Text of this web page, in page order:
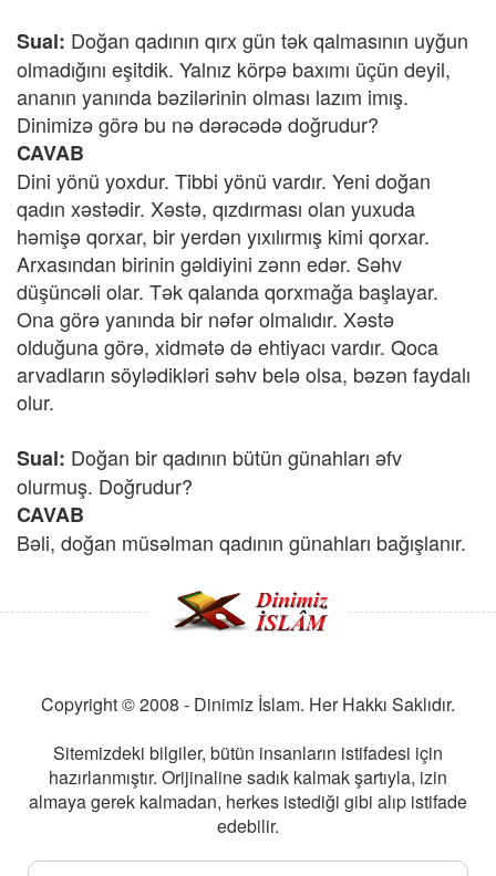
Sual: Doğan qadının qırx gün tək qalmasının uyğun
olmadığını eşitdik. Yalnız körpə baxımı üçün deyil,
ananın yanında bəzilərinin olması lazım imış.
Dinimizə görə bu nə dərəcədə doğrudur?
CAVAB
Dini yönü yoxdur. Tibbi yönü vardır. Yeni doğan
qadın xəstədir. Xəstə, qızdırması olan yuxuda
həmişə qorxar, bir yerdən yıxılırmış kimi qorxar.
Arxasından birinin gəldiyini zənn edər. Səhv
düşüncəli olar. Tək qalanda qorxmağa başlayar.
Ona görə yanında bir nəfər olmalıdır. Xəstə
olduğuna görə, xidmətə də ehtiyacı vardır. Qoca
arvadların söylədikləri səhv belə olsa, bəzən faydalı
olur.
Sual: Doğan bir qadının bütün günahları əfv
olurmuş. Doğrudur?
CAVAB
Bəli, doğan müsəlman qadının günahları bağışlanır.
Copyright © 2008 - Dinimiz İslam. Her Hakkı Saklıdır.
Sitemizdeki bilgiler, bütün insanların istifadesi için
hazırlanmıştır. Orijinaline sadık kalmak şartıyla, izin
almaya gerek kalmadan, herkes istediği gibi alıp istifade
edebilir.